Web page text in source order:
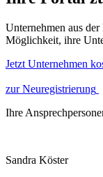
Unternehmen aus
Möglichkeit, ihre
Jetzt Unternehmen
zur Neuregistrierung
Ihre
Sandra Köster